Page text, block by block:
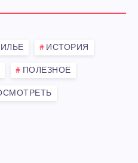
ИСТОРИЯ
ПОЛЕЗНОЕ